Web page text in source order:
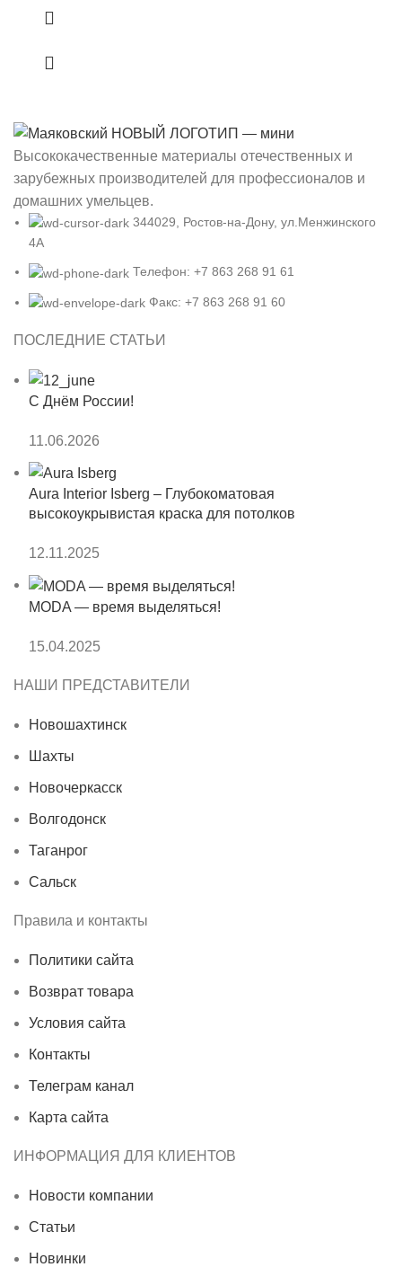
Высококачественные материалы отечественных и
зарубежных производителей для профессионалов и
домашних умельцев.
344029, Ростов-на-Дону, ул.Менжинского
4А
Телефон: +7 863 268 91 61
Факс: +7 863 268 91 60
ПОСЛЕДНИЕ СТАТЬИ
С Днём России!
11.06.2026
Aura Interior Isberg – Глубокоматовая
высокоукрывистая краска для потолков
12.11.2025
MODA — время выделяться!
15.04.2025
НАШИ ПРЕДСТАВИТЕЛИ
Новошахтинск
Шахты
Новочеркасск
Волгодонск
Таганрог
Сальск
Правила и контакты
Политики сайта
Возврат товара
Условия сайта
Контакты
Телеграм канал
Карта сайта
ИНФОРМАЦИЯ ДЛЯ КЛИЕНТОВ
Новости компании
Статьи
Новинки